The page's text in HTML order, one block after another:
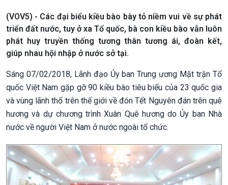
(VOV5) - Các đại biểu kiều bào bày tỏ niềm vui về sự phát
triển đất nước, tuy ở xa Tổ quốc, bà con kiều bào vẫn luôn
phát huy truyền thống tương thân tương ái, đoàn kết,
giúp nhau hội nhập ở nước sở tại.
Sáng 07/02/2018, Lãnh đạo Ủy ban Trung ương Mặt trận Tổ
quốc Việt Nam gặp gỡ 90 kiều bào tiêu biểu của 23 quốc gia
và vùng lãnh thổ trên thế giới về đón Tết Nguyên đán trên quê
hương và dự chương trình Xuân Quê hương do Ủy ban Nhà
nước về người Việt Nam ở nước ngoài tổ chức.